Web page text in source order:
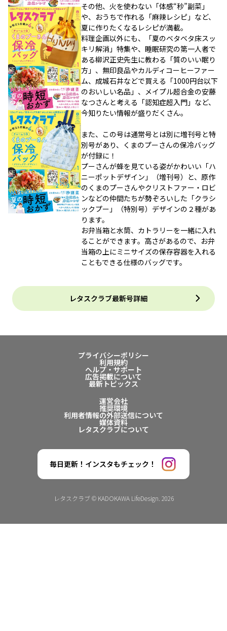
その他、火を使わない「体感“秒”副菜」
や、おうちで作れる「麻辣レシピ」など、
夏に作りたくなるレシピが満載。
料理企画以外にも、「夏のベタベタ床スッ
キリ解消」特集や、睡眠研究の第一人者で
ある柳沢正史先生に教わる「質のいい眠り
方」、無印良品やカルディコーヒーファー
ム、成城石井などで買える「1000円台以下
のおいしい名品」、メイプル超合金の安藤
なつさんと考える「認知症超入門」など、
今知りたい情報が盛りだくさん。
また、この号は通常号とは別に増刊号と特
別号があり、くまのプーさんの保冷バッグ
が付録に！
プーさんが蜂を見ている姿がかわいい「ハ
ニーポットデザイン」（増刊号）と、原作
のくまのプーさんやクリストファー・ロビ
ンなどの仲間たちが勢ぞろいした「クラシ
ックプー」（特別号）デザインの２種があ
ります。
お弁当箱と水筒、カトラリーを一緒に入れ
ることができます。高さがあるので、お弁
当箱の上にミニサイズの保存容器を入れる
こともできる仕様のバッグです。
レタスクラブ最新号詳細
プライバシーポリシー
利用規約
ヘルプ・サポート
広告掲載について
最新トピックス
運営会社
推奨環境
利用者情報の外部送信について
媒体資料
レタスクラブについて
毎日更新！インスタもチェック！
レタスクラブ © KADOKAWA LifeDesign. 2026